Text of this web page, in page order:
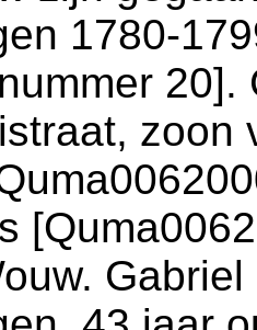
1780-
20].
, zoon
. Gabriel